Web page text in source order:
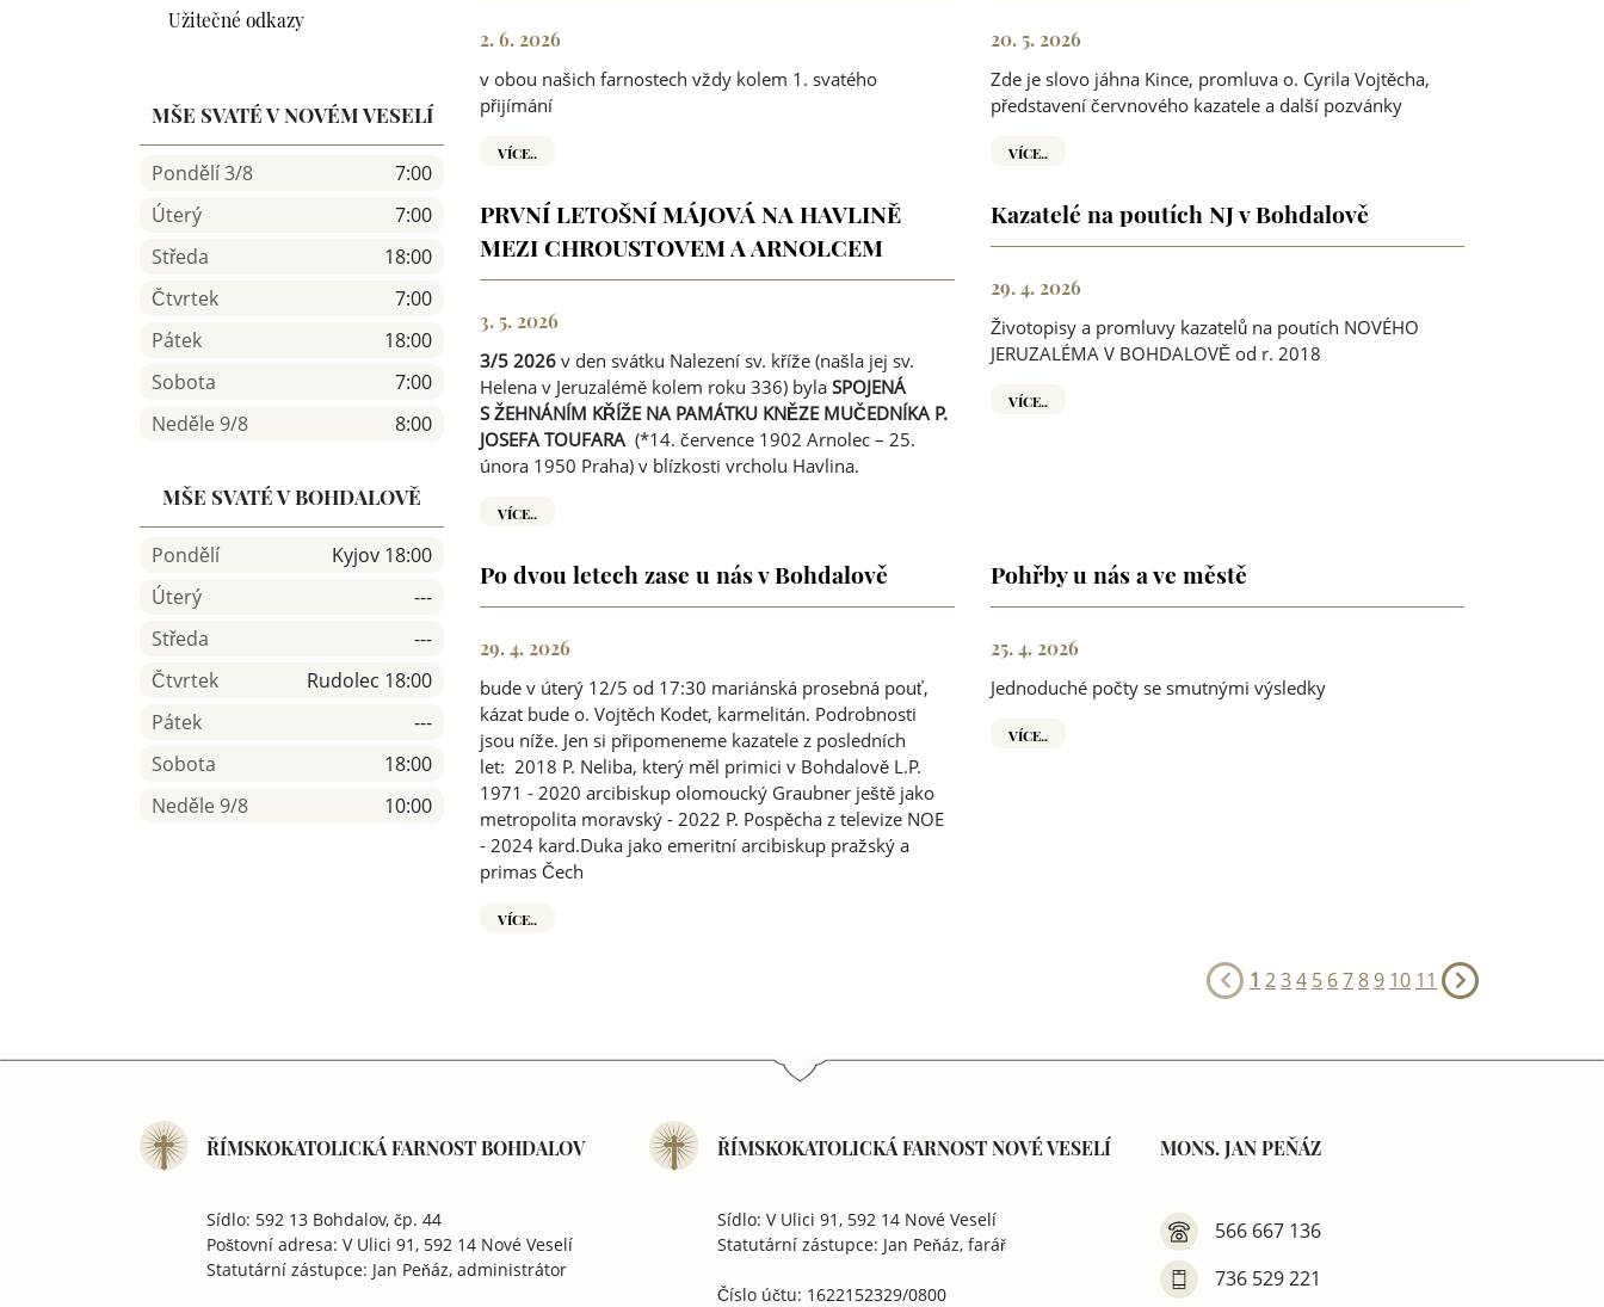
Užitečné odkazy
MŠE SVATÉ V NOVÉM VESELÍ
Pondělí 3/8
7:00
Úterý
7:00
Středa
18:00
Čtvrtek
7:00
Pátek
18:00
Sobota
7:00
Neděle 9/8
8:00
MŠE SVATÉ V BOHDALOVĚ
Pondělí
Kyjov 18:00
Úterý
---
Středa
---
Čtvrtek
Rudolec 18:00
Pátek
---
Sobota
18:00
Neděle 9/8
10:00
2. 6. 2026
v obou našich farnostech vždy kolem 1. svatého
přijímání
VÍCE..
20. 5. 2026
Zde je slovo jáhna Kince, promluva o. Cyrila Vojtěcha,
představení červnového kazatele a další pozvánky
VÍCE..
PRVNÍ LETOŠNÍ MÁJOVÁ NA HAVLINĚ
MEZI CHROUSTOVEM A ARNOLCEM
3. 5. 2026
3/5 2026 v den svátku Nalezení sv. kříže (našla jej sv.
Helena v Jeruzalémě kolem roku 336) byla SPOJENÁ
S ŽEHNÁNÍM KŘÍŽE NA PAMÁTKU KNĚZE MUČEDNÍKA P.
JOSEFA TOUFARA (*14. července 1902 Arnolec – 25.
února 1950 Praha) v blízkosti vrcholu Havlina.
VÍCE..
Kazatelé na poutích NJ v Bohdalově
29. 4. 2026
Životopisy a promluvy kazatelů na poutích NOVÉHO
JERUZALÉMA V BOHDALOVĚ od r. 2018
VÍCE..
Po dvou letech zase u nás v Bohdalově
29. 4. 2026
bude v úterý 12/5 od 17:30 mariánská prosebná pouť,
kázat bude o. Vojtěch Kodet, karmelitán. Podrobnosti
jsou níže. Jen si připomeneme kazatele z posledních
let: 2018 P. Neliba, který měl primici v Bohdalově L.P.
1971 - 2020 arcibiskup olomoucký Graubner ještě jako
metropolita moravský - 2022 P. Pospěcha z televize NOE
- 2024 kard.Duka jako emeritní arcibiskup pražský a
primas Čech
VÍCE..
Pohřby u nás a ve městě
25. 4. 2026
Jednoduché počty se smutnými výsledky
VÍCE..
1 234 5 67 8 9 10 11
ŘÍMSKOKATOLICKÁ FARNOST BOHDALOV
Sídlo: 592 13 Bohdalov, čp. 44
Poštovní adresa: V Ulici 91, 592 14 Nové Veselí
Statutární zástupce: Jan Peňáz, administrátor
ŘÍMSKOKATOLICKÁ FARNOST NOVÉ VESELÍ
Sídlo: V Ulici 91, 592 14 Nové Veselí
Statutární zástupce: Jan Peňáz, farář
Číslo účtu: 1622152329/0800
MONS. JAN PEŇÁZ
566 667 136
736 529 221